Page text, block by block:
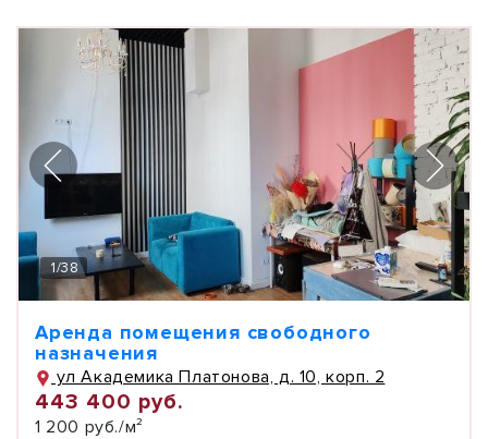
1/38
Аренда помещения свободного
назначения
ул Академика Платонова, д. 10, корп. 2
443 400 руб.
1 200 руб./м²